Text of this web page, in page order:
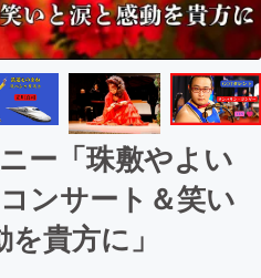
ー「珠敷やよい
ンサート＆笑い
貴方に」